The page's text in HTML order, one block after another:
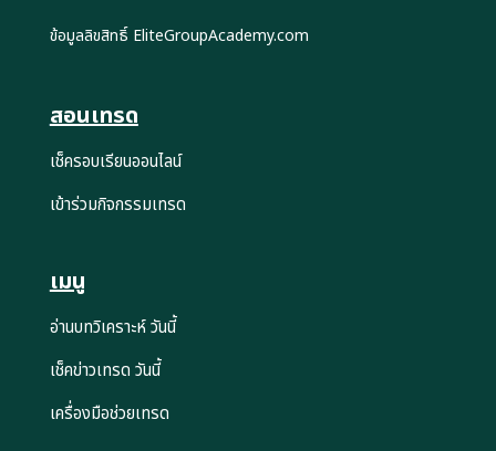
ข้อมูลลิขสิทธิ์ EliteGroupAcademy.com
สอนเทรด
เช็ครอบเรียนออนไลน์
เข้าร่วมกิจกรรมเทรด
เมนู
อ่านบทวิเคราะห์ วันนี้
เช็คข่าวเทรด วันนี้
เครื่องมือช่วยเทรด